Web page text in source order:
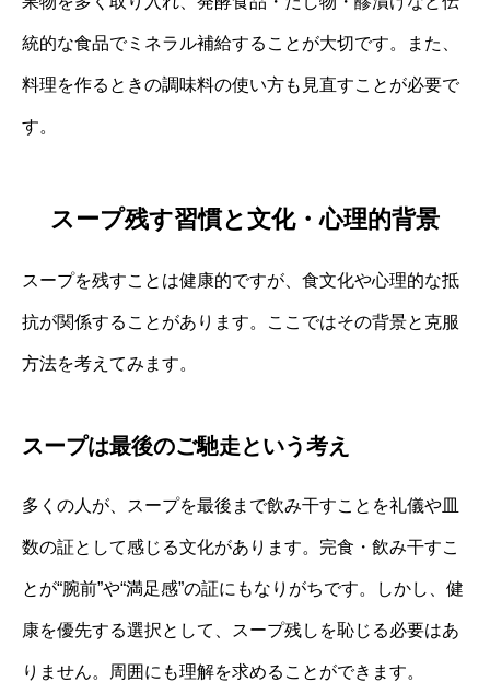
統的な食品でミネラル補給することが大切です。また、
料理を作るときの調味料の使い方も見直すことが必要で
す。
スープ残す習慣と文化・心理的背景
スープを残すことは健康的ですが、食文化や心理的な抵
抗が関係することがあります。ここではその背景と克服
方法を考えてみます。
スープは最後のご馳走という考え
多くの人が、スープを最後まで飲み干すことを礼儀や皿
数の証として感じる文化があります。完食・飲み干すこ
とが“腕前”や“満足感”の証にもなりがちです。しかし、健
康を優先する選択として、スープ残しを恥じる必要はあ
りません。周囲にも理解を求めることができます。